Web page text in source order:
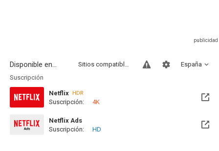
Disponible en... España
Sitios compatibles
Suscripción
Netflix HDR
Suscripción: 4K
Netflix Ads
Suscripción:
HD